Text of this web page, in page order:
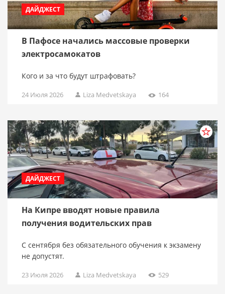
ДАЙДЖЕСТ
В Пафосе начались массовые проверки
электросамокатов
Кого и за что будут штрафовать?
24 Июля 2026 Liza Medvetskaya 164
ДАЙДЖЕСТ
На Кипре вводят новые правила
получения водительских прав
С сентября без обязательного обучения к экзамену
не допустят.
23 Июля 2026 Liza Medvetskaya 529